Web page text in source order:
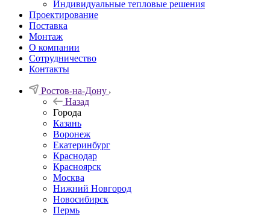
Индивидуальные тепловые решения
Проектирование
Поставка
Монтаж
О компании
Сотрудничество
Контакты
Ростов-на-Дону
Назад
Города
Казань
Воронеж
Екатеринбург
Краснодар
Красноярск
Москва
Нижний Новгород
Новосибирск
Пермь